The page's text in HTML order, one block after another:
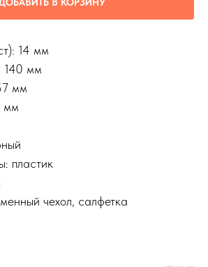
14 мм
140 мм
мм
мм
пластик
чехол, салфетка